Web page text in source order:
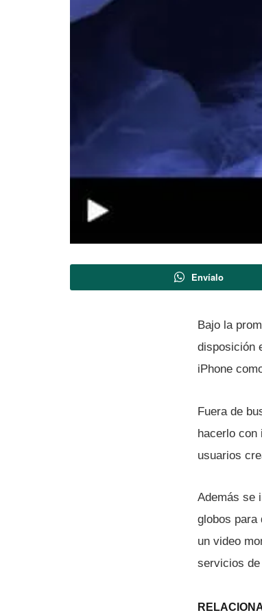
Envíalo
Bajo la
disposición
iPhone
Fuera de
hacerlo con
usuarios
Además se
globos para
un video
servicios